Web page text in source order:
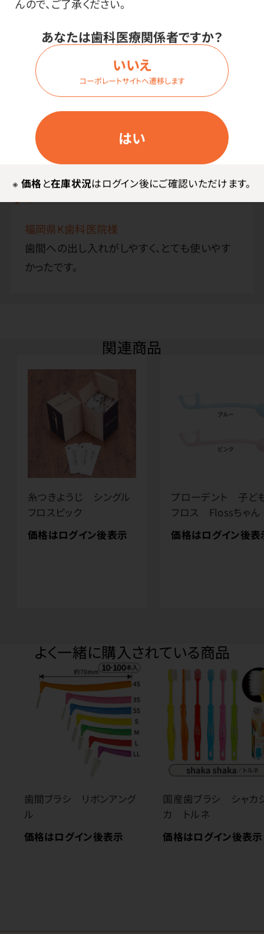
んので、ご了承ください。
あなたは歯科医療関係者ですか？
はい
いいえ
コーポレートサイトへ遷移します
※ 価格と在庫状況はログイン後にご確認いただけます。
●台湾製
●材質／ケース：ポリプロピレン フロス：ナイロン
お客様・スタッフの声
福岡県K歯科医院様
歯間への出し入れがしやすく、とても使いやす
かったです。
関連商品
糸つきようじ シングル
フロスピック
価格はログイン後表示
プローデント 子ど
フロス Flossちゃん
価格はログイン後表
よく一緒に購入されている商品
歯間ブラシ リボンアング
ル
価格はログイン後表示
国産歯ブラシ シャカ
カ トルネ
価格はログイン後表示